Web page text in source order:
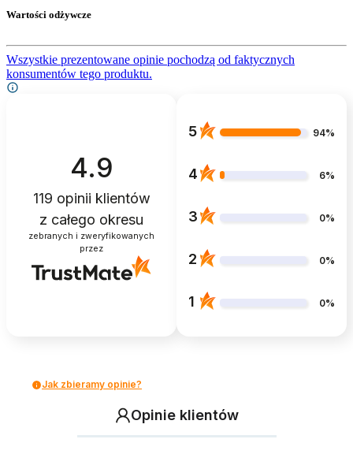
Wartości odżywcze
Wszystkie prezentowane opinie pochodzą od faktycznych
konsumentów tego produktu.
4.9
119 opinii klientów
z całego okresu
zebranych i zweryfikowanych
przez
5 94%
4 6%
3 0%
2 0%
1 0%
Jak zbieramy opinie?
Opinie klientów